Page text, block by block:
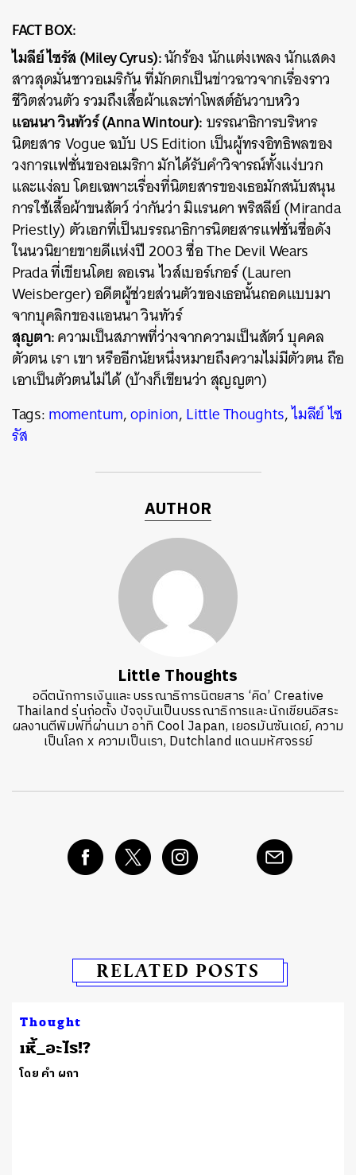
FACT BOX:
ไมลีย์ ไซรัส (Miley Cyrus):นักร้อง นักแต่งเพลง นักแสดง
สาวสุดมั่นชาวอเมริกัน ที่มักตกเป็นข่าวฉาวจากเรื่องราว
ชีวิตส่วนตัว รวมถึงเสื้อผ้าและท่าโพสต์อันวาบหวิว
แอนนา วินทัวร์ (Anna Wintour):บรรณาธิการบริหาร
นิตยสาร Vogue ฉบับ US Edition เป็นผู้ทรงอิทธิพลของ
วงการแฟชั่นของอเมริกา มักได้รับคำวิจารณ์ทั้งแง่บวก
และแง่ลบ โดยเฉพาะเรื่องที่นิตยสารของเธอมักสนับสนุน
การใช้เสื้อผ้าขนสัตว์ ว่ากันว่า มิแรนดา พริสลีย์ (Miranda
Priestly) ตัวเอกที่เป็นบรรณาธิการนิตยสารแฟชั่นชื่อดัง
ในนวนิยายขายดีแห่งปี 2003 ชื่อ The Devil Wears
Prada ที่เขียนโดย ลอเรน ไวส์เบอร์เกอร์ (Lauren
Weisberger) อดีตผู้ช่วยส่วนตัวของเธอนั้นถอดแบบมา
จากบุคลิกของแอนนา วินทัวร์
สุญตา:ความเป็นสภาพที่ว่างจากความเป็นสัตว์ บุคคล
ตัวตน เรา เขา หรืออีกนัยหนึ่งหมายถึงความไม่มีตัวตน ถือ
เอาเป็นตัวตนไม่ได้ (บ้างก็เขียนว่า สุญญตา)
Tags:momentum,opinion,Little Thoughts,ไมลีย์ ไซ
รัส
AUTHOR
Little Thoughts
อดีตนักการเงินและบรรณาธิการนิตยสาร ‘คิด’ Creative
Thailand รุ่นก่อตั้ง ปัจจุบันเป็นบรรณาธิการและนักเขียนอิสระ
ผลงานตีพิมพ์ที่ผ่านมา อาทิ Cool Japan, เยอรมันซันเดย์, ความ
เป็นโลก x ความเป็นเรา, Dutchland แดนมหัศจรรย์
RELATED POSTS
Thought
เหี้_อะไร!?
โดย คำ ผกา